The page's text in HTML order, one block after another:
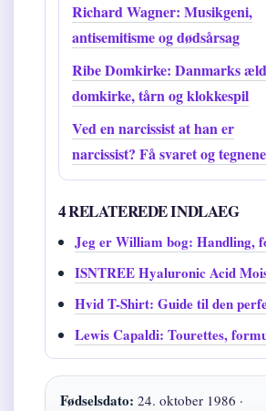
Richard Wagner: Musikgeni,
antisemitisme og dødsårsag
Ribe Domkirke: Danmarks
domkirke, tårn og klokkespil
Ved en narcissist at han er
narcissist? Få svaret og tegnene
4 RELATEREDE INDLAEG
Jeg er William bog: Handling,
ISNTREE Hyaluronic Acid
Hvid T-Shirt: Guide til den
Lewis Capaldi: Tourettes,
Fødselsdato: 24. oktober 1986 ·